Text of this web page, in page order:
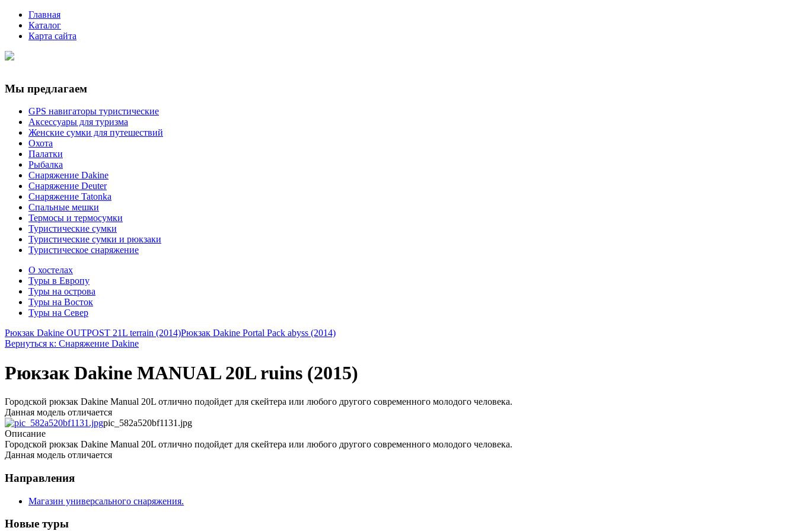
Главная
Каталог
Карта сайта
Мы предлагаем
GPS навигаторы туристические
Аксессуары для туризма
Женские сумки для путешествий
Охота
Палатки
Рыбалка
Снаряжение Dakine
Снаряжение Deuter
Снаряжение Tatonka
Спальные мешки
Термосы и термосумки
Туристические сумки
Туристические сумки и рюкзаки
Туристическое снаряжение
О хостелах
Туры в Европу
Туры на острова
Туры на Восток
Туры на Север
Рюкзак Dakine OUTPOST 21L terrain (2014)Рюкзак Dakine Portal Pack abyss (2014)
Вернуться к: Снаряжение Dakine
Рюкзак Dakine MANUAL 20L ruins (2015)
Городской рюкзак Dakine Manual 20L отлично подойдет для скейтера или любого другого современного молодого человека.
Данная модель отличается
pic_582a520bf1131.jpg
Описание
Городской рюкзак Dakine Manual 20L отлично подойдет для скейтера или любого другого современного молодого человека.
Данная модель отличается
Направления
Магазин универсального снаряжения.
Новые туры